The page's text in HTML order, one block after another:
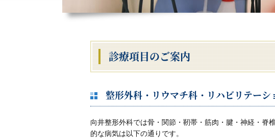
診療項目のご案内
整形外科・リウマチ科・リハビリテーシ
向井整形外科では骨・関節・靭帯・筋肉・腱・神経・脊
的な病気は以下の通りです。